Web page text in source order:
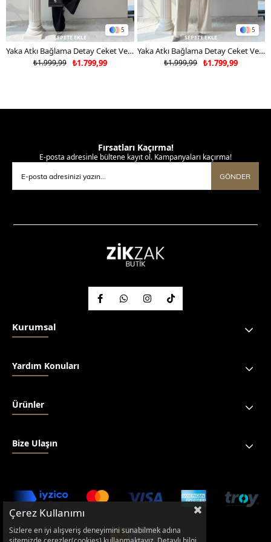
5
SEPETE EKLE
Yaka Atkı Bağlama Detay Ceket Ve Pantolonlu Double Kumaş İkili Takım Siyah 2117
₺1.799,99
₺1.999,99
5
SEPETE EKLE
Yaka Atkı Bağlama Detay Ceket Ve Pantolonlu Double Kumaş İkili Takım Bej 2117
₺1.799,99
₺1.999,99
Fırsatları Kaçırma!
E-posta adresinle bültene kayıt ol. Kampanyaları kaçırma!
GÖNDER
Kurumsal
Yardım Konuları
Ürünler
Bize Ulaşın
Çerez Kullanımı
Sizlere en iyi alışveriş deneyimini sunabilmek adına